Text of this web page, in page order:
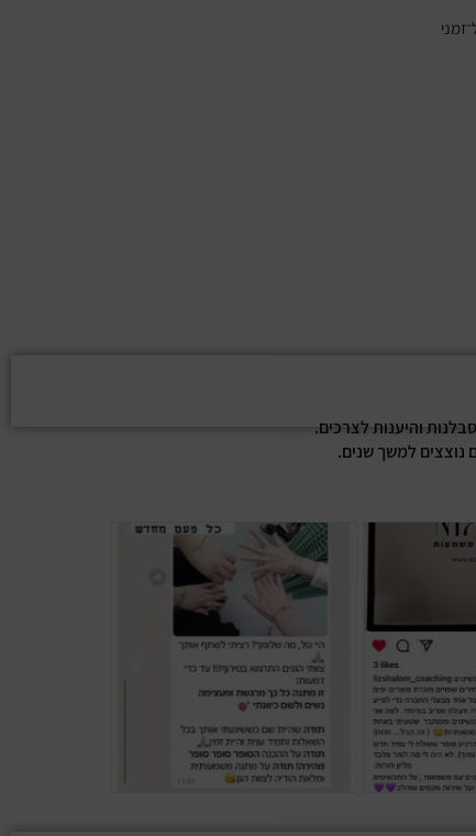
והיענות לצרכים.
נוצצים למשך שנים.